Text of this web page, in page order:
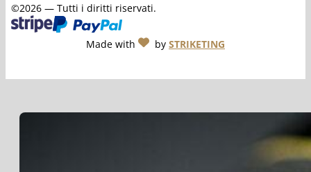
©2026 — Tutti i diritti riservati.
Made with by STRIKETING